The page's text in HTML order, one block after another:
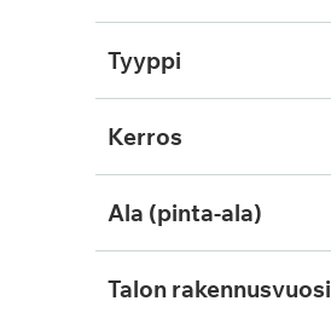
Tyyppi
Kerros
Ala (pinta-ala)
Talon rakennusvuosi